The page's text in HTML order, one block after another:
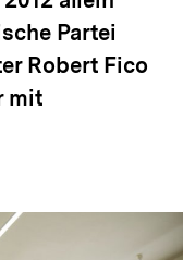
Partei
Robert Fico
mit